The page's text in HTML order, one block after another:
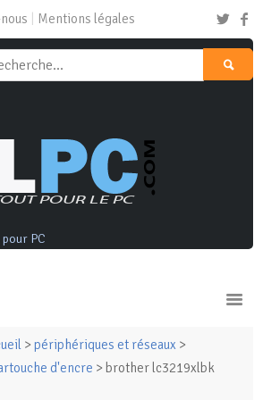
Mentions légales
PC
& Tablettes
> périphériques et réseaux >
d'encre > brother lc3219xlbk